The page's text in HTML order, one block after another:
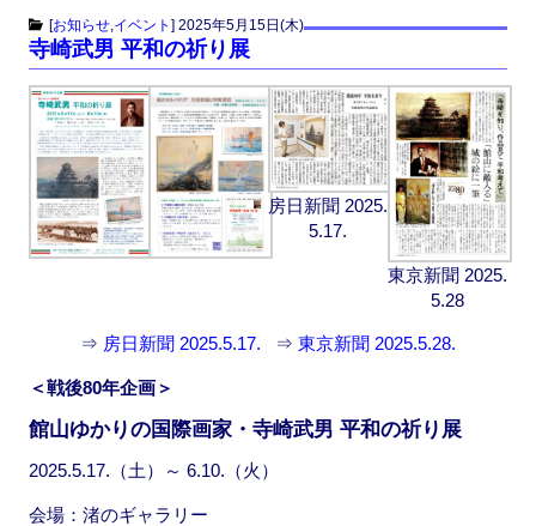
c
e
b
o
o
k
st
o
d
o
n
ail
[お知らせ, イベント ] 2025年5月15日(木)
寺崎武男 平和の祈り展
房日新聞 2025.
5.17.
東京新聞 2025.
5.28
⇒ 房日新聞 2025.5.17. ⇒ 東京新聞 2025.5.28.
＜戦後80年企画＞
館山ゆかりの国際画家・寺崎武男 平和の祈り展
2025.5.17.（土）～ 6.10.（火）
会場：渚のギャラリー